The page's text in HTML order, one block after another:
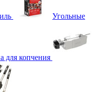
Угольные
для копчения